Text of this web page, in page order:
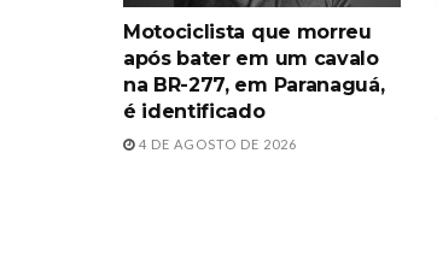
Motociclista que morreu
após bater em um cavalo
na BR-277, em Paranaguá,
é identificado
4 DE AGOSTO DE 2026